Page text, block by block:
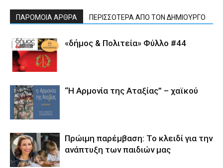
ΠΑΡΟΜΟΙΑ ΑΡΘΡΑ ΠΕΡΙΣΣΟΤΕΡΑ ΑΠΟ ΤΟΝ ΔΗΜΙΟΥΡΓΟ
«δήμος & Πολιτεία» Φύλλο #44
“Η Αρμονία της Αταξίας” – χαϊκού
Πρώιμη παρέμβαση: Το κλειδί για την
ανάπτυξη των παιδιών µας